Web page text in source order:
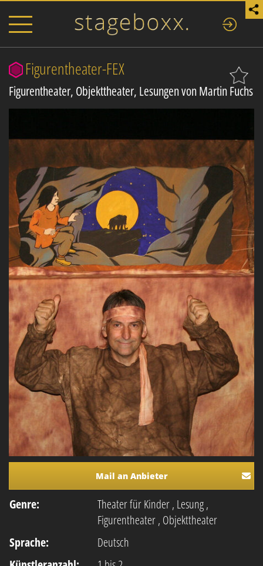
Figurentheater-FEX
Figurentheater, Objekttheater, Lesungen von Martin Fuchs
Mail an Anbieter
Genre: Theater für Kinder, Lesung,
Figurentheater, Objekttheater
Sprache:
Deutsch